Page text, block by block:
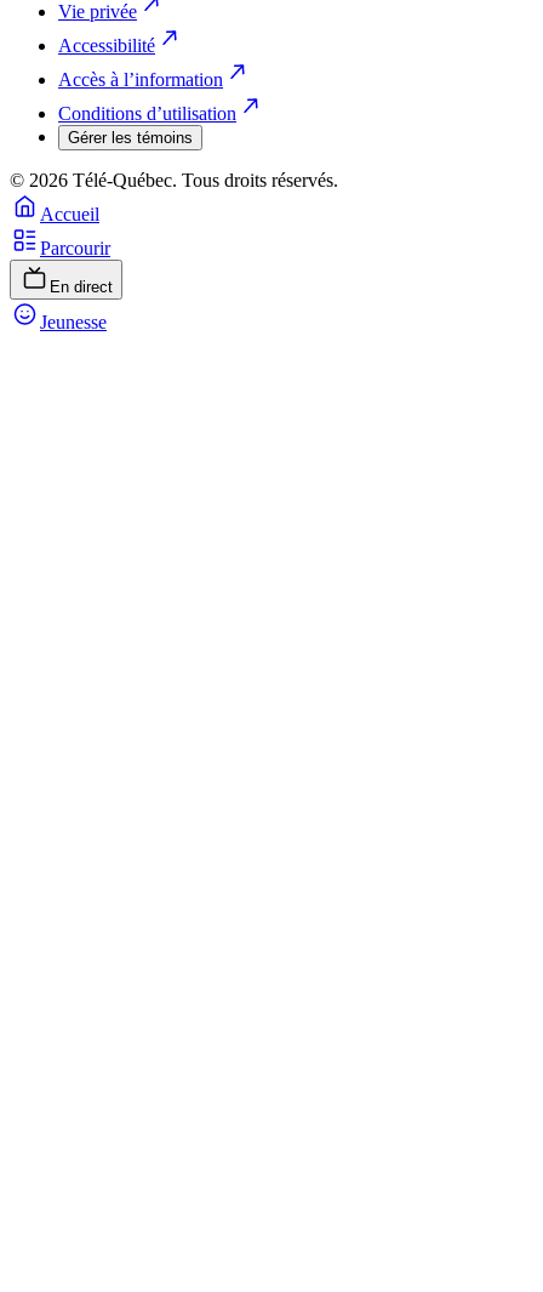
Vie privée
Accessibilité
Accès à l’information
Conditions d’utilisation
Gérer les témoins
© 2026 Télé-Québec. Tous droits réservés.
Accueil
Parcourir
En direct
Jeunesse